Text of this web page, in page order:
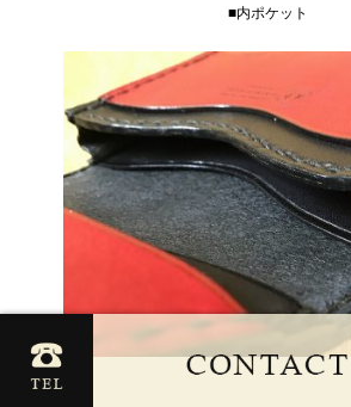
■内ポケット